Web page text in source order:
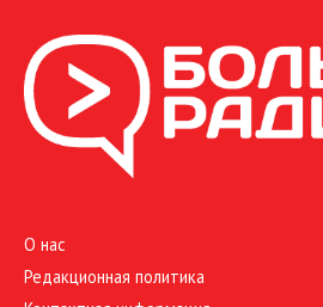
О нас
Редакционная политика